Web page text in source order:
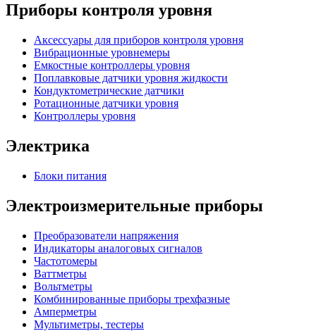
Приборы контроля уровня
Аксессуары для приборов контроля уровня
Вибрационные уровнемеры
Емкостные контроллеры уровня
Поплавковые датчики уровня жидкости
Кондуктометрические датчики
Ротационные датчики уровня
Контроллеры уровня
Электрика
Блоки питания
Электроизмерительные приборы
Преобразователи напряжения
Индикаторы аналоговых сигналов
Частотомеры
Ваттметры
Вольтметры
Комбинированные приборы трехфазные
Амперметры
Мультиметры, тестеры